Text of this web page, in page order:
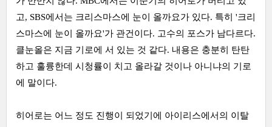
고, SBS에서는 크리스마스에 눈이 올까요가 있다. 특히 '크리
스마스에 눈이 올까요'가 관건이다. 고수의 포스가 남다르다.
클눈올은 지금 기로에 서 있는 것 같다. 내용은 충분히 탄탄
하고 훌륭한데 시청률이 치고 올라갈 것이나 아니냐의 기로
에 말이다.
히어로는 어느 정도 진행이 되었기에 아이리스에서의 이탈